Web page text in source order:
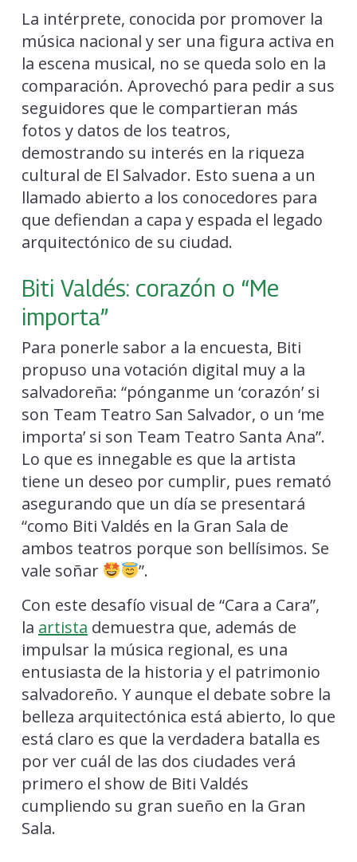
La intérprete, conocida por promover la
música nacional y ser una figura activa en
la escena musical, no se queda solo en la
comparación. Aprovechó para pedir a sus
seguidores que le compartieran más
fotos y datos de los teatros,
demostrando su interés en la riqueza
cultural de El Salvador. Esto suena a un
llamado abierto a los conocedores para
que defiendan a capa y espada el legado
arquitectónico de su ciudad.
Biti Valdés: corazón o “Me
importa”
Para ponerle sabor a la encuesta, Biti
propuso una votación digital muy a la
salvadoreña: “pónganme un ‘corazón’ si
son Team Teatro San Salvador, o un ‘me
importa’ si son Team Teatro Santa Ana”.
Lo que es innegable es que la artista
tiene un deseo por cumplir, pues remató
asegurando que un día se presentará
“como Biti Valdés en la Gran Sala de
ambos teatros porque son bellísimos. Se
vale soñar
”.
Con este desafío visual de “Cara a Cara”,
la artista demuestra que, además de
impulsar la música regional, es una
entusiasta de la historia y el patrimonio
salvadoreño. Y aunque el debate sobre la
belleza arquitectónica está abierto, lo que
está claro es que la verdadera batalla es
por ver cuál de las dos ciudades verá
primero el show de Biti Valdés
cumpliendo su gran sueño en la Gran
Sala.